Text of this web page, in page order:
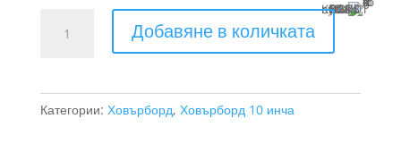
Добавяне в количката
Купи с13 x €28.01 (13 x 54.78 BGN)
Категории: Ховърборд, Ховърборд 10 инча